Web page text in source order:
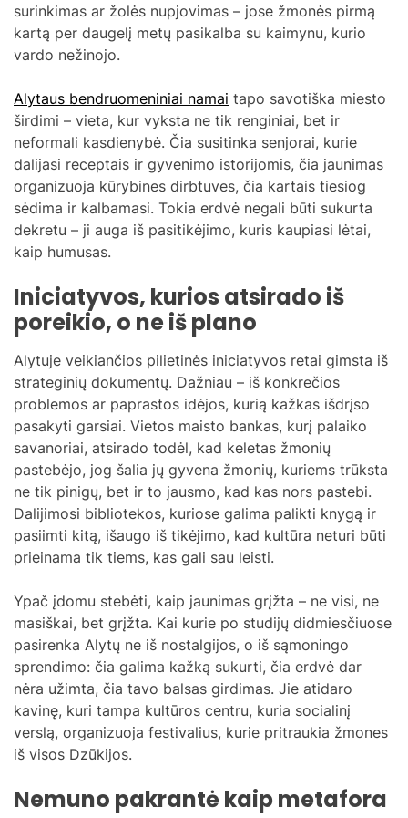
surinkimas ar žolės nupjovimas – jose žmonės pirmą
kartą per daugelį metų pasikalba su kaimynu, kurio
vardo nežinojo.
Alytaus bendruomeniniai namai tapo savotiška miesto
širdimi – vieta, kur vyksta ne tik renginiai, bet ir
neformali kasdienybė. Čia susitinka senjorai, kurie
dalijasi receptais ir gyvenimo istorijomis, čia jaunimas
organizuoja kūrybines dirbtuves, čia kartais tiesiog
sėdima ir kalbamasi. Tokia erdvė negali būti sukurta
dekretu – ji auga iš pasitikėjimo, kuris kaupiasi lėtai,
kaip humusas.
Iniciatyvos, kurios atsirado iš
poreikio, o ne iš plano
Alytuje veikiančios pilietinės iniciatyvos retai gimsta iš
strateginių dokumentų. Dažniau – iš konkrečios
problemos ar paprastos idėjos, kurią kažkas išdrįso
pasakyti garsiai. Vietos maisto bankas, kurį palaiko
savanoriai, atsirado todėl, kad keletas žmonių
pastebėjo, jog šalia jų gyvena žmonių, kuriems trūksta
ne tik pinigų, bet ir to jausmo, kad kas nors pastebi.
Dalijimosi bibliotekos, kuriose galima palikti knygą ir
pasiimti kitą, išaugo iš tikėjimo, kad kultūra neturi būti
prieinama tik tiems, kas gali sau leisti.
Ypač įdomu stebėti, kaip jaunimas grįžta – ne visi, ne
masiškai, bet grįžta. Kai kurie po studijų didmiesčiuose
pasirenka Alytų ne iš nostalgijos, o iš sąmoningo
sprendimo: čia galima kažką sukurti, čia erdvė dar
nėra užimta, čia tavo balsas girdimas. Jie atidaro
kavinę, kuri tampa kultūros centru, kuria socialinį
verslą, organizuoja festivalius, kurie pritraukia žmones
iš visos Dzūkijos.
Nemuno pakrantė kaip metafora